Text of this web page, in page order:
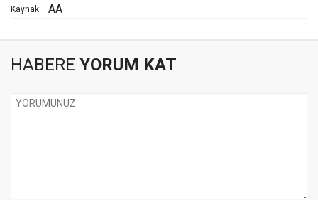
Kaynak: AA
HABERE YORUM KAT